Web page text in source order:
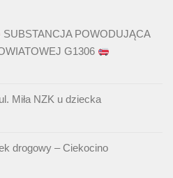
SUBSTANCJA POWODUJĄCA
G1306
Miła NZK u dziecka
drogowy – Ciekocino